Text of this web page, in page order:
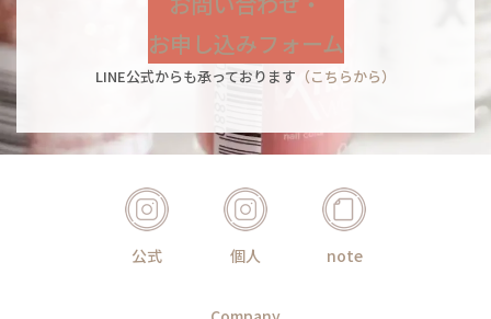
お申し込みフォーム
LINE公式からも承っております （こちらから）
公式 個人 note